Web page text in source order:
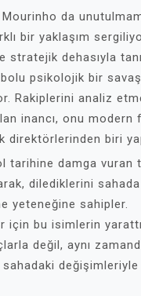
da
bir yaklaşım
stratejik dehasıyla
psikolojik bir savaş
Rakiplerini analiz
inancı, onu modern
direktörlerinden biri
tarihine damga vuran
dilediklerini sahada
yeteneğine sahipler.
için bu isimlerin
değil, aynı
değişimleriyle